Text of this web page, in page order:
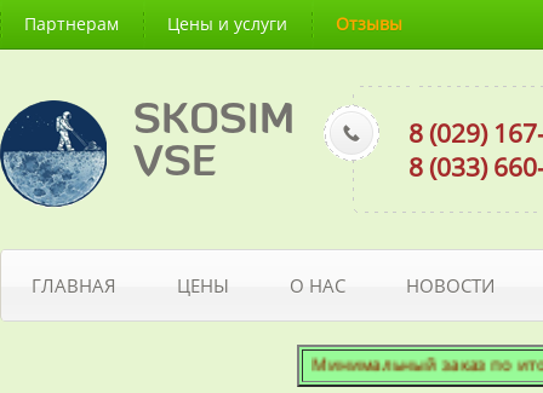
Партнерам Цены и услуги Отзывы
SKOSIM
VSE
8 (029)
8 (033)
ГЛАВНАЯ ЦЕНЫ О НАС НОВОСТИ
Минимальный заказ по